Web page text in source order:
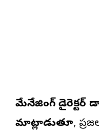
మేనేజింగ్ డైరెక్టర్
మాట్లాడుతూ,